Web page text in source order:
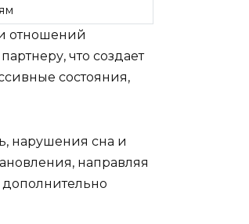
отношений
что создает
состояния,
нарушения сна и
направляя